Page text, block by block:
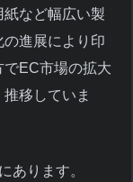
など幅広い製
進展により印
EC市場の拡大
移していま
あります。